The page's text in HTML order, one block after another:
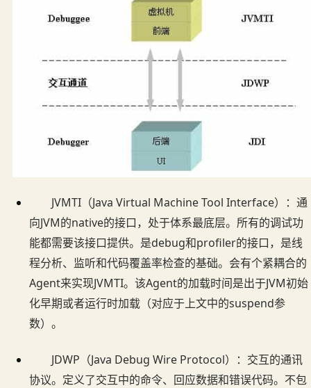
JVMTI（Java Virtual Machine Tool Interface）：通
向JVM的native的接口，处于体系最底层。所有的调试功
能都需要该接口提供。是debug和profiler的接口，是线
程分析、监听和代码覆盖率检查的基础。会有个紧耦合的
Agent来实现JVMTI。该Agent的加载时间是出于JVM初始
化早期或者运行时加载（对应于上文中的suspend参
数）。
JDWP（Java Debug Wire Protocol）：交互的通讯
协议。定义了交互中的命令、回应数据和错误代码。不包